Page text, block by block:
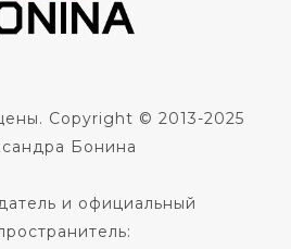
Copyright © 2013-2025
Бонина
и официальный